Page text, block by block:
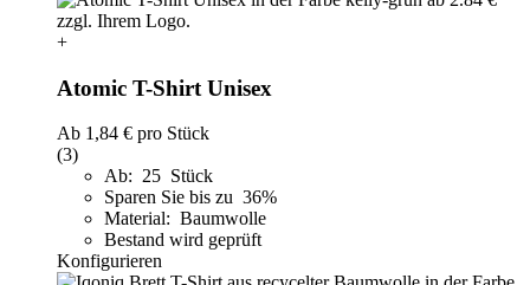
+
Atomic T-Shirt Unisex
Ab 1,84 € pro Stück
(3)
Ab: 25 Stück
Sparen Sie bis zu 36%
Material: Baumwolle
Bestand wird geprüft
Konfigurieren